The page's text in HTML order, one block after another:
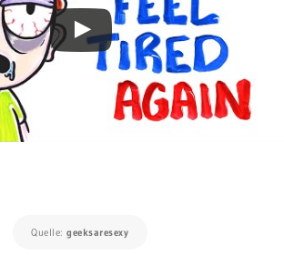
Quelle: geeksaresexy